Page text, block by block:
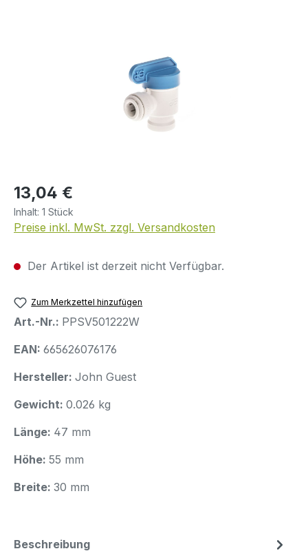
Regulärer Preis:
13,04 €
Inhalt: 1 Stück
Preise inkl. MwSt. zzgl. Versandkosten
Der Artikel ist derzeit nicht Verfügbar.
Zum Merkzettel hinzufügen
Art.-Nr.: PPSV501222W
EAN: 665626076176
Hersteller: John Guest
Gewicht: 0.026 kg
Länge: 47 mm
Höhe: 55 mm
Breite: 30 mm
Beschreibung